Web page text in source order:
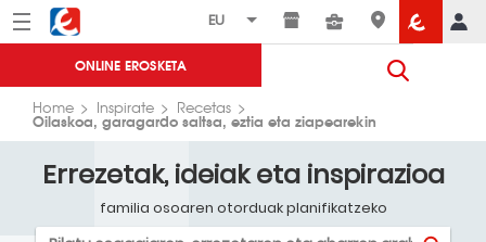
Menú Eroski
ONLINE EROSKETA
Home Inspirate Recetas
Oilaskoa, garagardo saltsa, eztia eta ziapearekin
Errezetak, ideiak eta inspirazioa
familia osoaren otorduak planifikatzeko